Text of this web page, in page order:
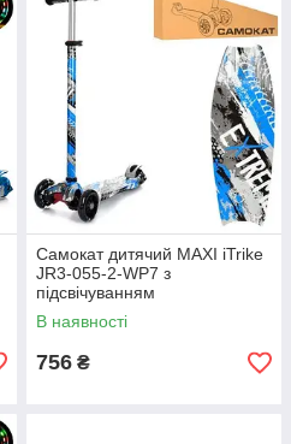
Самокат дитячий MAXI iTrike
JR3-055-2-WP7 з
підсвічуванням
В наявності
756 ₴